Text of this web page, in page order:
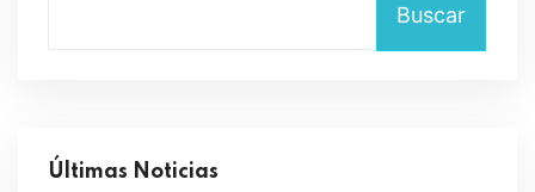
Buscar
Últimas Noticias